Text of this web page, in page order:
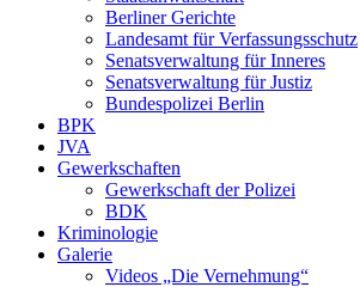
Berliner Gerichte
Landesamt für Verfassungsschutz
Senatsverwaltung für Inneres
Senatsverwaltung für Justiz
Bundespolizei Berlin
BPK
JVA
Gewerkschaften
Gewerkschaft der Polizei
BDK
Kriminologie
Galerie
Videos „Die Vernehmung“